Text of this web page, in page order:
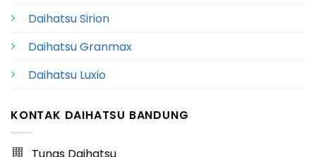
Daihatsu Sirion
Daihatsu Granmax
Daihatsu Luxio
KONTAK DAIHATSU BANDUNG